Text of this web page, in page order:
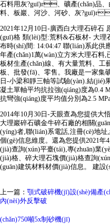
石料用灰?guī)r、礦產(chǎn)品、
料、板巖、河沙、河砂、灰
2021年12月10日-廣西白大理石碎石
(guī)格 類(lèi)型:荒料&石板材- 大理
布時(shí)間: 14:04:47 聯(lián)系此供
年產(chǎn)1萬(wàn)立方米大理石料,
板材生產(chǎn)線、有大量荒料、工
板、批發(fā)、零售。我廠是
日-小梁和靜三軸等試驗(yàn).結(jié)
凝土單軸平均抗拉強(qiáng)度為0.4
抗彎強(qiáng)度平均值分別為2.5
2014年10月30日-天眼查為您提供大
大理巖碎石礦金牛碎石廠的相關
(yíng)者,聯(lián)系電話,注冊(cè)地
個(gè)信息維度。還為您提供
(jià)查詢(xún)平臺(tái),專(zhuān)業
(jià)格、碎大理石塊價(jià)格查詢
(guān)建筑材料材價(jià)信息。 建
上一篇： 顎式破碎機(jī)設(shè)備產
內(nèi)外反擊破
(chǎn)750噸5x制砂機(jī)